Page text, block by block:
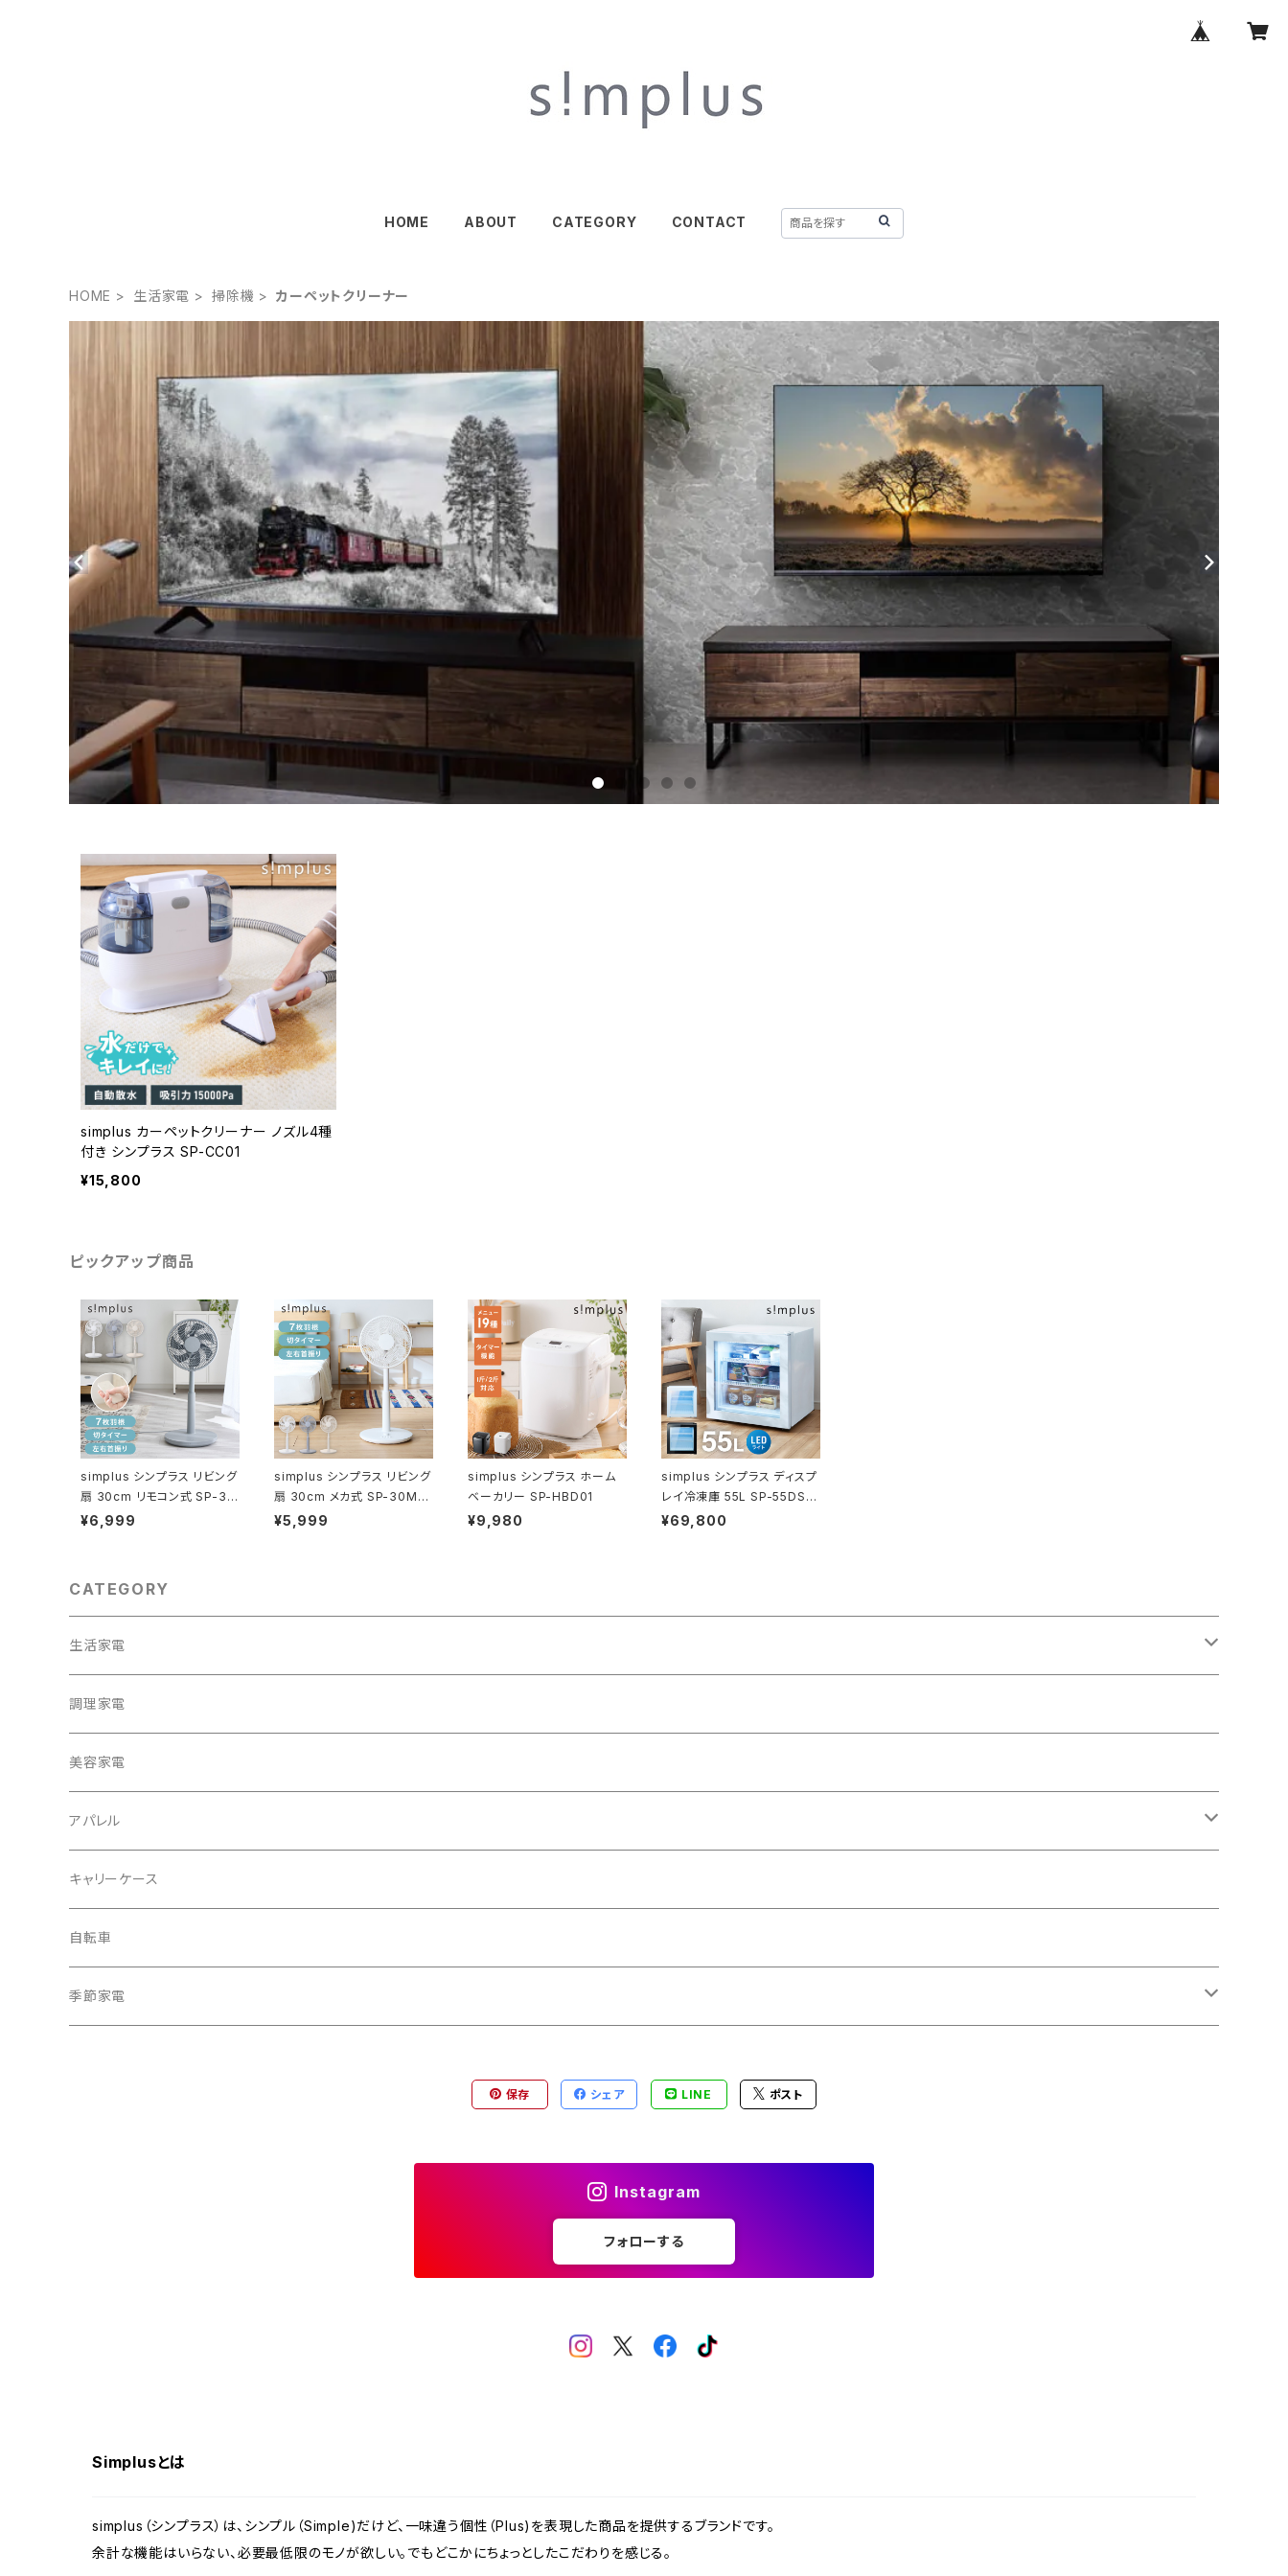
HOME ABOUT CATEGORY CONTACT
HOME 生活家電 掃除機 カーペットクリーナー
simplus カーペットクリーナー ノズル4種
付き シンプラス SP-CC01
¥15,800
ピックアップ商品
simplus シンプラス リビング
扇 30cm リモコン式 SP-30
RD-01 7枚羽 扇風機 シンプ
¥6,999
simplus シンプラス リビング
扇 30cm メカ式 SP-30MD
-01 7枚羽 扇風機 シンプル
¥5,999
simplus シンプラス ホーム
ベーカリー SP-HBD01
¥9,980
simplus シンプラス ディスプ
レイ冷凍庫 55L SP-55DSL
F ショーケース仕様 冷凍庫
¥69,800
CATEGORY
生活家電
テレビ
冷蔵庫・冷凍庫
洗濯機
掃除機
電動モップ
カーペットクリーナー
AV機器
シュレッダー
ラミネーター
モニター
調理家電
美容家電
アパレル
バッグ
メンズ
レディース
キャリーケース
自転車
季節家電
保存 シェア LINE ポスト
Instagram
フォローする
Simplusとは
simplus（シンプラス）は、シンプル（Simple)だけど、一味違う個性（Plus)を表現した商品を提供するブランドです。
余計な機能はいらない、必要最低限のモノが欲しい。でもどこかにちょっとしたこだわりを感じる。